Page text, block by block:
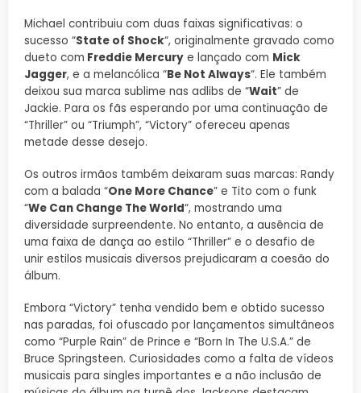
Michael contribuiu com duas faixas significativas: o
sucesso “State of Shock“, originalmente gravado como
dueto com Freddie Mercury e lançado com Mick
Jagger, e a melancólica “Be Not Always“. Ele também
deixou sua marca sublime nas adlibs de “Wait” de
Jackie. Para os fãs esperando por uma continuação de
“Thriller” ou “Triumph”, “Victory” ofereceu apenas
metade desse desejo.
Os outros irmãos também deixaram suas marcas: Randy
com a balada “One More Chance” e Tito com o funk
“We Can Change The World“, mostrando uma
diversidade surpreendente. No entanto, a ausência de
uma faixa de dança ao estilo “Thriller” e o desafio de
unir estilos musicais diversos prejudicaram a coesão do
álbum.
Embora “Victory” tenha vendido bem e obtido sucesso
nas paradas, foi ofuscado por lançamentos simultâneos
como “Purple Rain” de Prince e “Born In The U.S.A.” de
Bruce Springsteen. Curiosidades como a falta de vídeos
musicais para singles importantes e a não inclusão de